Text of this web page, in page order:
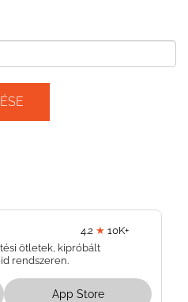
4.2 ★ 10K+
ötletek, kipróbált
rendszeren.
App Store